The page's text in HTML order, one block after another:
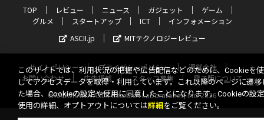
TOP レビュー ニュース ガジェット
ゲーム
グルメ
スタートアップ ICT
インフォメーション
ASCII.jp
MITテクノロジーレビュー
サイトポリシー プライバシーポリシー
運営会社
お問い合わせ
広告掲載 スタッフ募集
電子版について
©KADOKAWA ASCII Research Laboratories, Inc. 2026
このサイトでは、利用状況の把握や広告配信などのために、Cookieを
してアクセスデータを取得・利用しています。これ以降のページに遷移
た場合、Cookieの設定や使用に同意したことになります。Cookieの設
使用の詳細、オプトアウトについては詳細 をご覧ください。